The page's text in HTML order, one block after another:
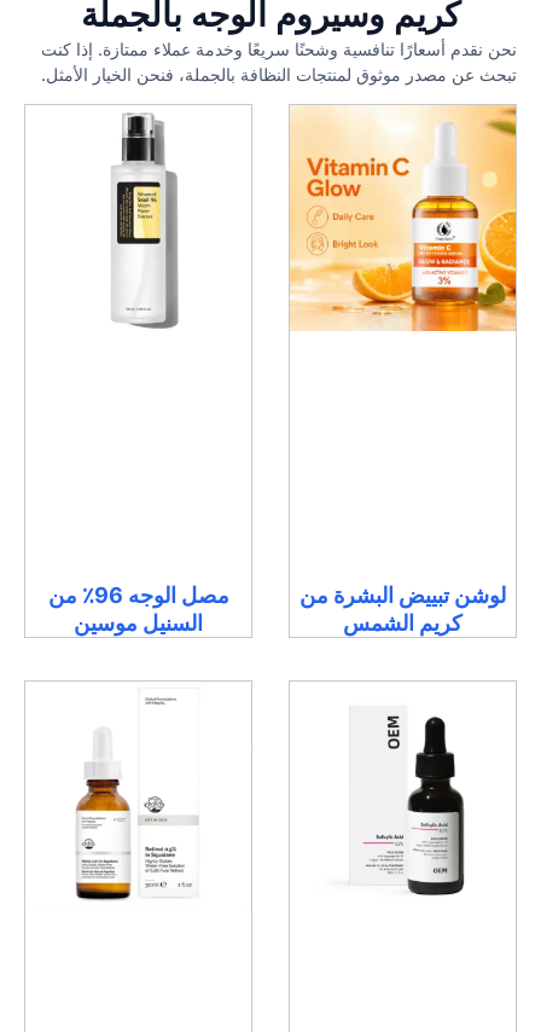
كريم وسيروم الوجه بالجملة
نحن نقدم أسعارًا تنافسية وشحنًا سريعًا وخدمة عملاء ممتازة. إذا كنت
تبحث عن مصدر موثوق لمنتجات النظافة بالجملة، فنحن الخيار الأمثل.
لوشن تبييض البشرة من
كريم الشمس
مصل الوجه 96٪ من
السنيل موسين